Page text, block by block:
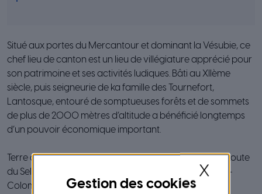
Situé aux portes du Mercantour et dominant la Vésubie, ce
chef lieu de canton est un lieu de villégiature apprécié pour
son patrimoine et ses activités ludiques. Bâti au XIIème
siècle, puis seigneurie de ka famille des Tournefort,
Lantosque, entouré de somptueuses forêts et de sommets
de plus de 2000 mètres d’altitude a bénéficié longtemps
d’un pouvoir économique important.
Terre d’agriculteurs et d’éleveurs, étape majeur de la Route
du Sel, le village, ses hameaux Loda, Pélasque et Saint-
Colomban et ses différents quartiers sont riches d’un
X